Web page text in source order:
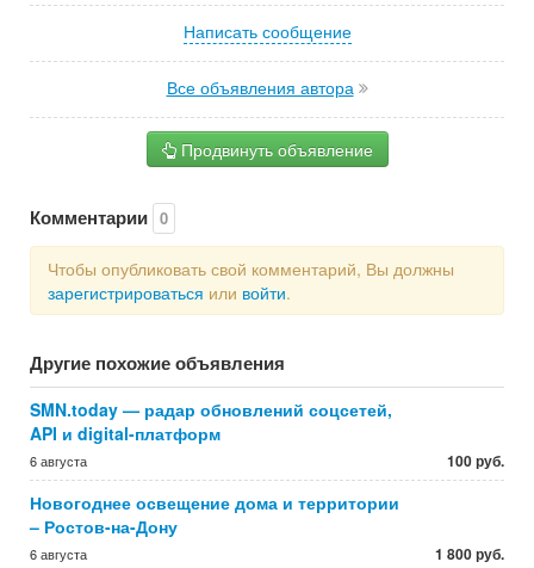
Написать сообщение
Все объявления автора
Продвинуть объявление
Комментарии 0
Чтобы опубликовать свой комментарий, Вы должны
зарегистрироваться или войти.
Другие похожие объявления
SMN.today — радар обновлений соцсетей,
API и digital-платформ
6 августа 100 руб.
Новогоднее освещение дома и территории
– Ростов-на-Дону
6 августа 1 800 руб.